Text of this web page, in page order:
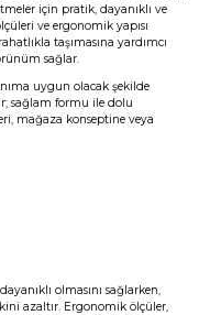
için pratik, dayanıklı ve
ve ergonomik yapısı
taşımasına yardımcı
sağlar.
uygun olacak şekilde
sağlam formu ile dolu
mağaza konseptine veya
olmasını sağlarken,
azaltır. Ergonomik ölçüler,